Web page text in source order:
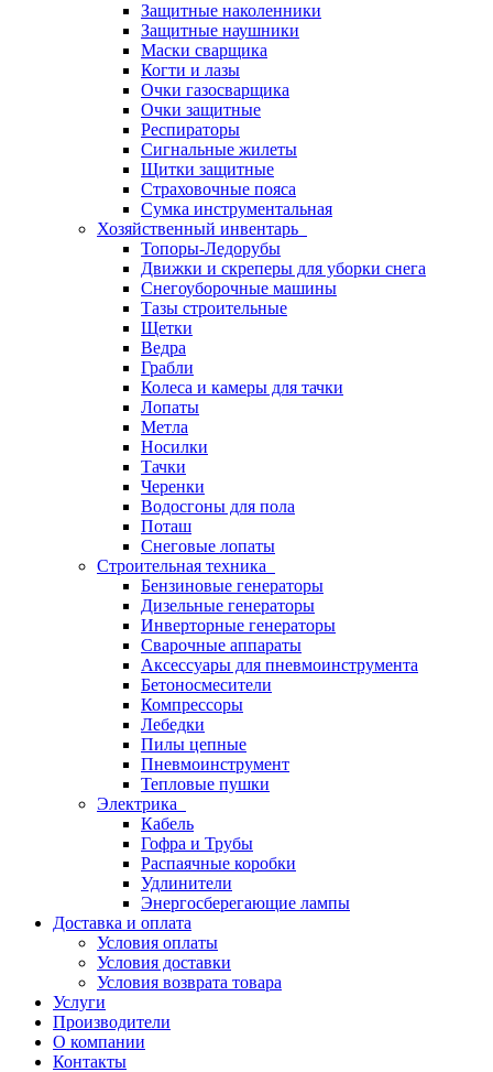
Защитные наколенники
Защитные наушники
Маски сварщика
Когти и лазы
Очки газосварщика
Очки защитные
Респираторы
Сигнальные жилеты
Щитки защитные
Страховочные пояса
Сумка инструментальная
Хозяйственный инвентарь
Топоры-Ледорубы
Движки и скреперы для уборки снега
Снегоуборочные машины
Тазы строительные
Щетки
Ведра
Грабли
Колеса и камеры для тачки
Лопаты
Метла
Носилки
Тачки
Черенки
Водосгоны для пола
Поташ
Снеговые лопаты
Строительная техника
Бензиновые генераторы
Дизельные генераторы
Инверторные генераторы
Сварочные аппараты
Аксессуары для пневмоинструмента
Бетоносмесители
Компрессоры
Лебедки
Пилы цепные
Пневмоинструмент
Тепловые пушки
Электрика
Кабель
Гофра и Трубы
Распаячные коробки
Удлинители
Энергосберегающие лампы
Доставка и оплата
Условия оплаты
Условия доставки
Условия возврата товара
Услуги
Производители
О компании
Контакты